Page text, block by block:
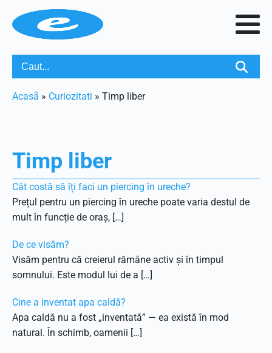
Acasã » Curiozitati » Timp liber
Timp liber
Cât costă să îți faci un piercing în ureche?
Prețul pentru un piercing în ureche poate varia destul de
mult în funcție de oraș, […]
De ce visăm?
Visăm pentru că creierul rămâne activ și în timpul
somnului. Este modul lui de a […]
Cine a inventat apa caldă?
Apa caldă nu a fost „inventată” — ea există în mod
natural. În schimb, oamenii […]